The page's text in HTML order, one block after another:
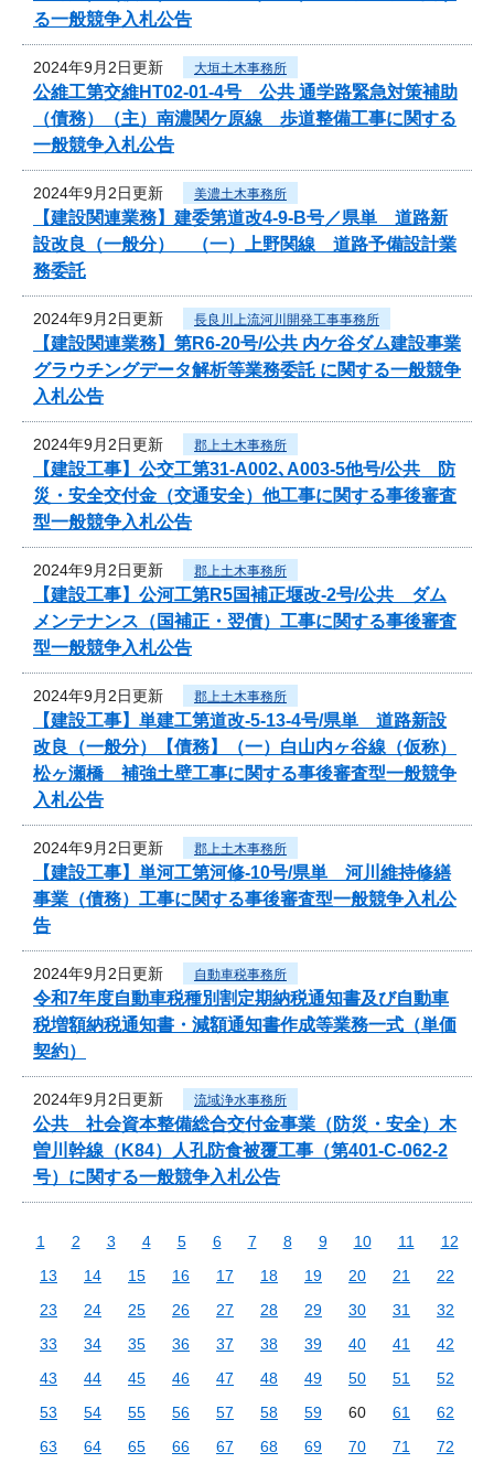
る一般競争入札公告
2024年9月2日更新 大垣土木事務所
公維工第交維HT02-01-4号 公共 通学路緊急対策補助
（債務）（主）南濃関ケ原線 歩道整備工事に関する
一般競争入札公告
2024年9月2日更新 美濃土木事務所
【建設関連業務】建委第道改4-9-B号／県単 道路新
設改良（一般分） （一）上野関線 道路予備設計業
務委託
2024年9月2日更新 長良川上流河川開発工事事務所
【建設関連業務】第R6-20号/公共 内ケ谷ダム建設事業
グラウチングデータ解析等業務委託 に関する一般競争
入札公告
2024年9月2日更新 郡上土木事務所
【建設工事】公交工第31-A002､A003-5他号/公共 防
災・安全交付金（交通安全）他工事に関する事後審査
型一般競争入札公告
2024年9月2日更新 郡上土木事務所
【建設工事】公河工第R5国補正堰改-2号/公共 ダム
メンテナンス（国補正・翌債）工事に関する事後審査
型一般競争入札公告
2024年9月2日更新 郡上土木事務所
【建設工事】単建工第道改-5-13-4号/県単 道路新設
改良（一般分）【債務】（一）白山内ヶ谷線（仮称）
松ヶ瀬橋 補強土壁工事に関する事後審査型一般競争
入札公告
2024年9月2日更新 郡上土木事務所
【建設工事】単河工第河修-10号/県単 河川維持修繕
事業（債務）工事に関する事後審査型一般競争入札公
告
2024年9月2日更新 自動車税事務所
令和7年度自動車税種別割定期納税通知書及び自動車
税増額納税通知書・減額通知書作成等業務一式（単価
契約）
2024年9月2日更新 流域浄水事務所
公共 社会資本整備総合交付金事業（防災・安全）木
曽川幹線（K84）人孔防食被覆工事（第401-C-062-2
号）に関する一般競争入札公告
1 2 3 4 5 6 7 8 9 10 11
12
13
14 15 16 17 18 19 20 21
22
23
24 25 26 27 28 29 30 31
32
33
34 35 36 37 38 39 40 41
42
43
44 45 46 47 48 49 50 51
52
53
54 55 56 57 58 59 60 61
62
63
64 65 66 67 68 69 70 71
72